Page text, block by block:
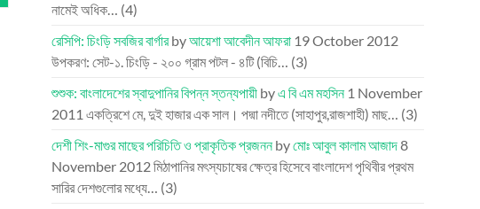
নামেই অধিক… (4)
রেসিপি: চিংড়ি সবজির বার্গারbyআয়েশা আবেদীন আফরা 19 October 2012
উপকরণ: সেট-১. চিংড়ি - ২০০ গ্রাম পটল - ৪টি (বিচি… (3)
শুশুক: বাংলাদেশের স্বাদুপানির বিপন্ন স্তন্যপায়ী byএ বি এম মহসিন 1 November
2011 একত্রিশে মে, দুই হাজার এক সাল। পদ্মা নদীতে (সাহাপুর,রাজশাহী) মাছ… (3)
দেশী শিং-মাগুর মাছের পরিচিতি ও প্রাকৃতিক প্রজননbyমোঃ আবুল কালাম আজাদ8
November 2012মিঠাপানির মৎস্যচাষের ক্ষেত্র হিসেবে বাংলাদেশ পৃথিবীর প্রথম
সারির দেশগুলোর মধ্যে… (3)